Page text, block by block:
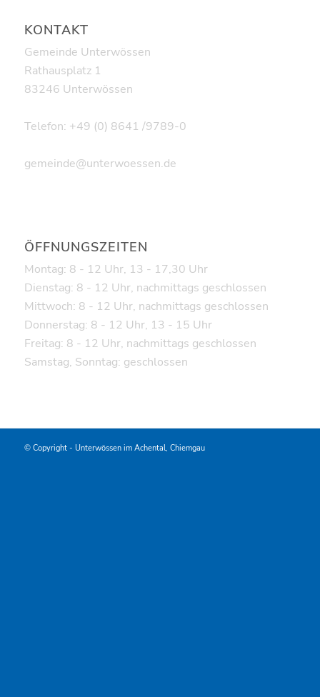
KONTAKT
Gemeinde Unterwössen
Rathausplatz 1
83246 Unterwössen
Telefon: +49 (0) 8641 /9789-0
gemeinde@unterwoessen.de
ÖFFNUNGSZEITEN
Montag: 8 - 12 Uhr, 13 - 17,30 Uhr
Dienstag: 8 - 12 Uhr, nachmittags geschlossen
Mittwoch: 8 - 12 Uhr, nachmittags geschlossen
Donnerstag: 8 - 12 Uhr, 13 - 15 Uhr
Freitag: 8 - 12 Uhr, nachmittags geschlossen
Samstag, Sonntag: geschlossen
© Copyright - Unterwössen im Achental, Chiemgau